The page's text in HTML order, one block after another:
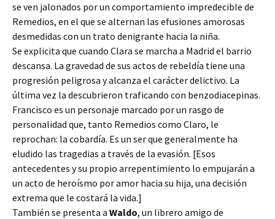
se ven jalonados por un comportamiento impredecible de
Remedios, en el que se alternan las efusiones amorosas
desmedidas con un trato denigrante hacia la niña.
Se explicita que cuando Clara se marcha a Madrid el barrio
descansa. La gravedad de sus actos de rebeldía tiene una
progresión peligrosa y alcanza el carácter delictivo. La
última vez la descubrieron traficando con benzodiacepinas.
Francisco es un personaje marcado por un rasgo de
personalidad que, tanto Remedios como Claro, le
reprochan: la cobardía. Es un ser que generalmente ha
eludido las tragedias a través de la evasión. [Esos
antecedentes y su propio arrepentimiento lo empujarán a
un acto de heroísmo por amor hacia su hija, una decisión
extrema que le costará la vida.]
También se presenta a Waldo, un librero amigo de